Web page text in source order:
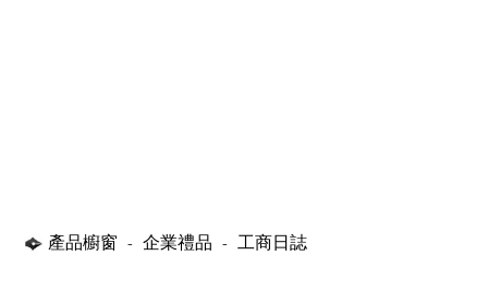
產品櫥窗 - 企業禮品 - 工商日誌